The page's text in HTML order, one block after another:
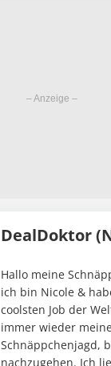
DealDoktor
Hallo meine
ich bin Nicole &
coolsten Job der
immer wieder
Schnäppchenjagd,
nachzugehen. Ich